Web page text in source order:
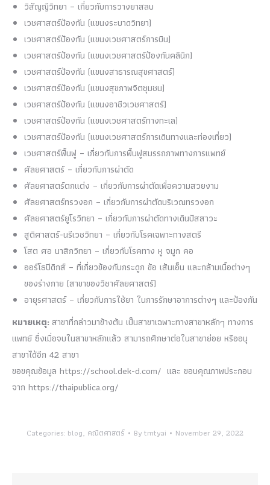
วิสัญญีวิทยา – เกี่ยวกับการวางยาสลบ
เวชศาสตร์ป้องกัน (แขนงระบาดวิทยา)
เวชศาสตร์ป้องกัน (แขนงเวชศาสตร์การบิน)
เวชศาสตร์ป้องกัน (แขนงเวชศาสตร์ป้องกันคลินิก)
เวชศาสตร์ป้องกัน (แขนงสาธารณสุขศาสตร์)
เวชศาสตร์ป้องกัน (แขนงสุขภาพจิตชุมชน)
เวชศาสตร์ป้องกัน (แขนงอาชีวเวชศาสตร์)
เวชศาสตร์ป้องกัน (แขนงเวชศาสตร์ทางทะเล)
เวชศาสตร์ป้องกัน (แขนงเวชศาสตร์การเดินทางและท่องเที่ยว)
เวชศาสตร์ฟื้นฟู – เกี่ยวกับการฟื้นฟูสมรรถภาพทางการแพทย์
ศัลยศาสตร์ – เกี่ยวกับการผ่าตัด
ศัลยศาสตร์ตกแต่ง – เกี่ยวกับการผ่าตัดเพื่อความสวยงาม
ศัลยศาสตร์ทรวงอก – เกี่ยวกับการผ่าตัดบริเวณทรวงอก
ศัลยศาสตร์ยูโรวิทยา – เกี่ยวกับการผ่าตัดทางเดินปัสสาวะ
สูติศาสตร์-นรีเวชวิทยา – เกี่ยวกับโรคเฉพาะทางสตรี
โสต ศอ นาสิกวิทยา – เกี่ยวกับโรคทาง หู จมูก คอ
ออร์โธปิดิกส์ – ที่เกี่ยวข้องกับกระดูก ข้อ เส้นเอ็น และกล้ามเนื้อต่างๆ
ของร่างกาย (สาขาของวิชาศัลยศาสตร์)
อายุรศาสตร์ – เกี่ยวกับการใช้ยา ในการรักษาอาการต่างๆ และป้องกัน
หมายเหตุ: สาขาที่กล่าวมาข้างต้น เป็นสาขาเฉพาะทางสาขาหลักๆ ทางการ
แพทย์ ซึ่งเมื่อจบในสาขาหลักแล้ว สามารถศึกษาต่อในสาขาย่อย หรืออนุ
สาขาได้อีก 42 สาขา
ขอขคุณข้อมูล https://school.dek-d.com/ และ ขอบคุณภาพประกอบ
จาก https://thaipublica.org/
Categories: blog, คณิตศาสตร์ Bytmtyai November 29, 2022